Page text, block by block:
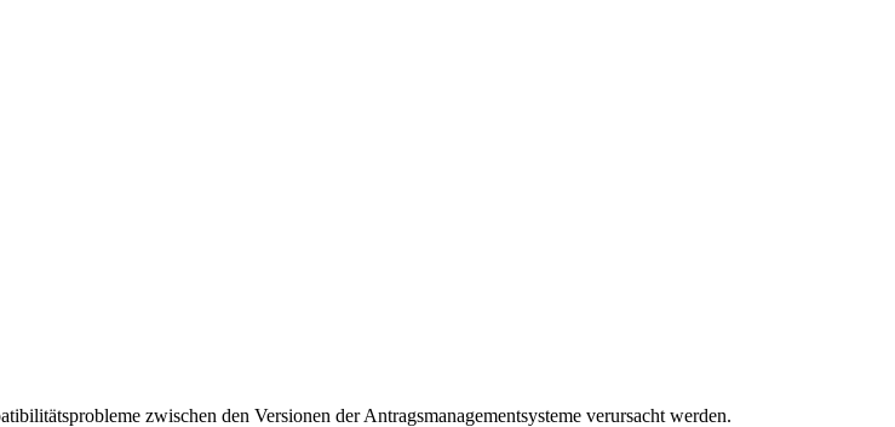
zwischen den Versionen der Antragsmanagementsysteme verursacht werden.